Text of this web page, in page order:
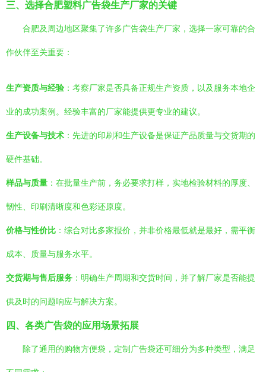
三、选择合肥塑料广告袋生产厂家的关键
合肥及周边地区聚集了许多广告袋生产厂家，选择一家可靠的合
作伙伴至关重要：
生产资质与经验 ：考察厂家是否具备正规生产资质，以及服务本地企
业的成功案例。经验丰富的厂家能提供更专业的建议。
生产设备与技术 ：先进的印刷和生产设备是保证产品质量与交货期的
硬件基础。
样品与质量 ：在批量生产前，务必要求打样，实地检验材料的厚度、
韧性、印刷清晰度和色彩还原度。
价格与性价比 ：综合对比多家报价，并非价格最低就是最好，需平衡
成本、质量与服务水平。
交货期与售后服务 ：明确生产周期和交货时间，并了解厂家是否能提
供及时的问题响应与解决方案。
四、各类广告袋的应用场景拓展
除了通用的购物方便袋，定制广告袋还可细分为多种类型，满足